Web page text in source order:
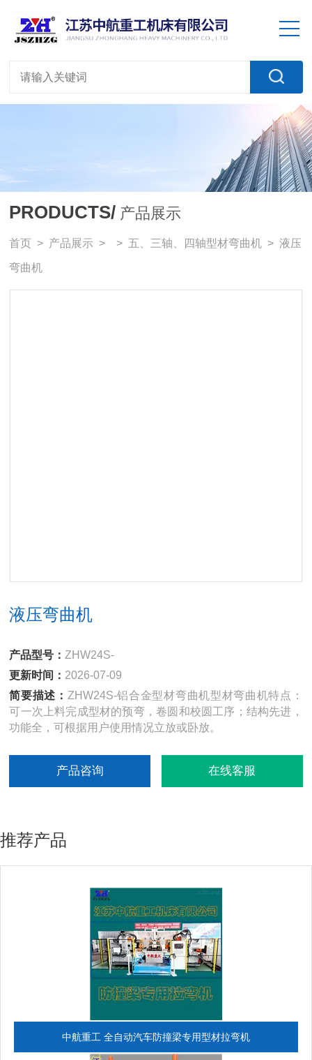
PRODUCTS/ 产品展示
首页 > 产品展示 > > 五、三轴、四轴型材弯曲机 > 液压
弯曲机
液压弯曲机
产品型号： ZHW24S-
更新时间： 2026-07-09
简要描述： ZHW24S-铝合金型材弯曲机型材弯曲机特点：
可一次上料完成型材的预弯，卷圆和校圆工序；结构先进，
功能全，可根据用户使用情况立放或卧放。
产品咨询 在线客服
推荐产品
中航重工 全自动汽车防撞梁专用型材拉弯机